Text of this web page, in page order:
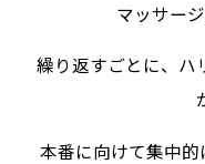
マッサー
繰り返すごとに、ハ
本番に向けて集中